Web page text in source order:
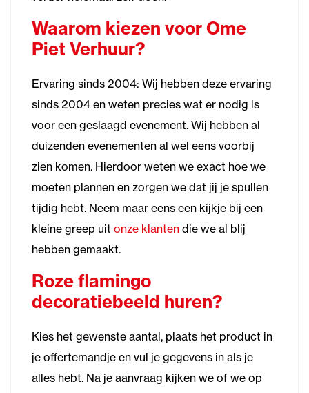
Waarom kiezen voor Ome
Piet Verhuur?
Ervaring sinds 2004: Wij hebben deze ervaring
sinds 2004 en weten precies wat er nodig is
voor een geslaagd evenement. Wij hebben al
duizenden evenementen al wel eens voorbij
zien komen. Hierdoor weten we exact hoe we
moeten plannen en zorgen we dat jij je spullen
tijdig hebt. Neem maar eens een kijkje bij een
kleine greep uit onze klanten die we al blij
hebben gemaakt.
Roze flamingo
decoratiebeeld huren?
Kies het gewenste aantal, plaats het product in
je offertemandje en vul je gegevens in als je
alles hebt. Na je aanvraag kijken we of we op